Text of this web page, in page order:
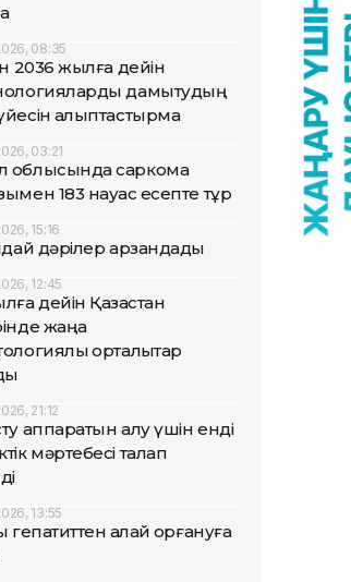
08:35
2036 жылға дейін
дамытудың
қалыптастырмақ
03:21
облысында саркома
183 науқас есепте тұр
15:16
дәрілер арзандады
12:45
дейін Қазақстан
жаңа
орталықтар
21:12
аппаратын алу үшін енді
мәртебесі талап
13:55
гепатиттен қалай қорғануға